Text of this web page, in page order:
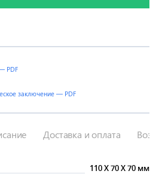
PDF
заключение — PDF
Доставка и оплата
110X70X70 мм